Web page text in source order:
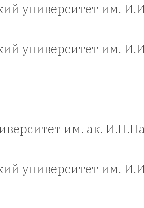
университет им.
университет им.
им. ак.
университет им.